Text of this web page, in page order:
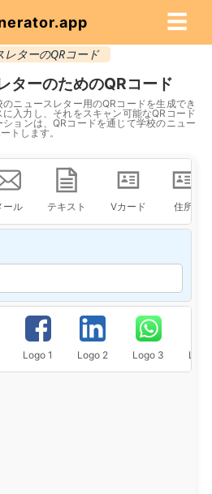
☰
レターのQRコード
ターのためのQRコード
ニュースレター用のQRコードを生成でき
入力し、それをスキャン可能なQRコード
ョンは、QRコードを通じて学校のニュー
トします。
ール テキスト Vカード 住所
Logo 1 Logo 2 Logo 3